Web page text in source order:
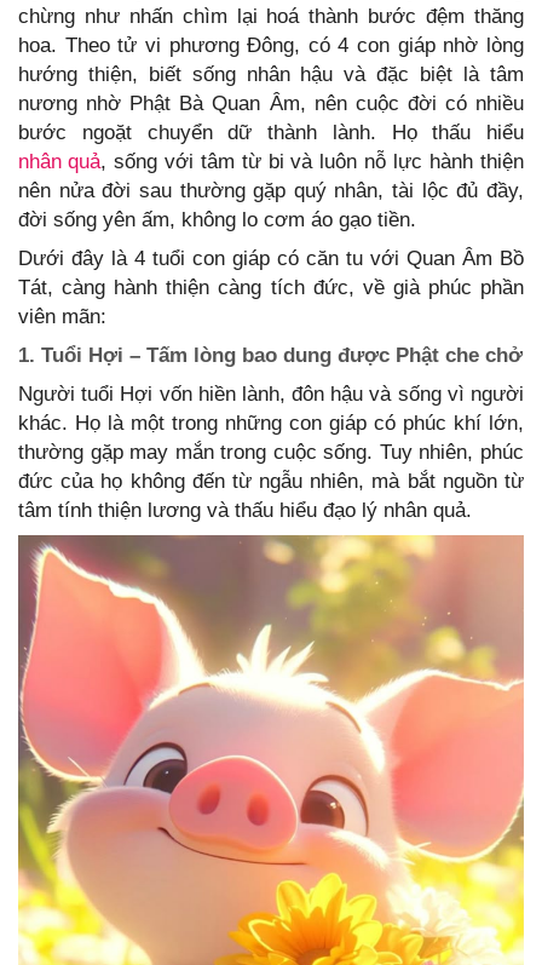
chừng như nhấn chìm lại hoá thành bước đệm thăng
hoa. Theo tử vi phương Đông, có 4 con giáp nhờ lòng
hướng thiện, biết sống nhân hậu và đặc biệt là tâm
nương nhờ Phật Bà Quan Âm, nên cuộc đời có nhiều
bước ngoặt chuyển dữ thành lành. Họ thấu hiểu
nhân quả, sống với tâm từ bi và luôn nỗ lực hành thiện
nên nửa đời sau thường gặp quý nhân, tài lộc đủ đầy,
đời sống yên ấm, không lo cơm áo gạo tiền.
Dưới đây là 4 tuổi con giáp có căn tu với Quan Âm Bồ
Tát, càng hành thiện càng tích đức, về già phúc phần
viên mãn:
1. Tuổi Hợi – Tấm lòng bao dung được Phật che chở
Người tuổi Hợi vốn hiền lành, đôn hậu và sống vì người
khác. Họ là một trong những con giáp có phúc khí lớn,
thường gặp may mắn trong cuộc sống. Tuy nhiên, phúc
đức của họ không đến từ ngẫu nhiên, mà bắt nguồn từ
tâm tính thiện lương và thấu hiểu đạo lý nhân quả.